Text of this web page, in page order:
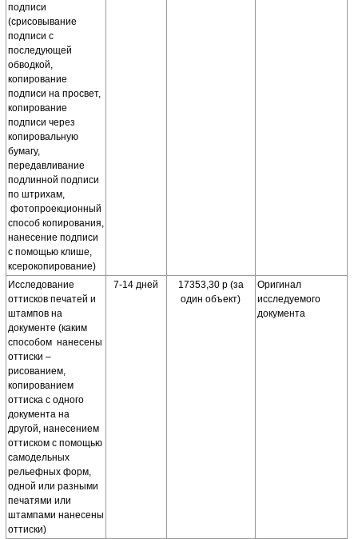
подписи
(срисовывание
подписи с
последующей
обводкой,
копирование
подписи на просвет,
копирование
подписи через
копировальную
бумагу,
передавливание
подлинной подписи
по штрихам,
фотопроекционный
способ копирования,
нанесение подписи
с помощью клише,
ксерокопирование)
Исследование
оттисков печатей и
штампов на
документе (каким
способом нанесены
оттиски –
рисованием,
копированием
оттиска с одного
документа на
другой, нанесением
оттиском с помощью
самодельных
рельефных форм,
одной или разными
печатями или
штампами нанесены
оттиски)
7-14 дней
17353,30 р (за
один объект)
Оригинал
исследуемого
документа